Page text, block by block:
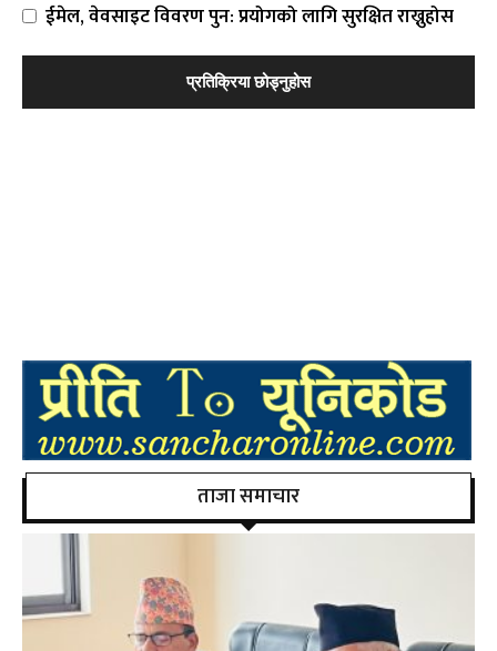
ईमेल, वेवसाइट विवरण पुन: प्रयोगको लागि सुरक्षित राख्नुहोस
ताजा समाचार